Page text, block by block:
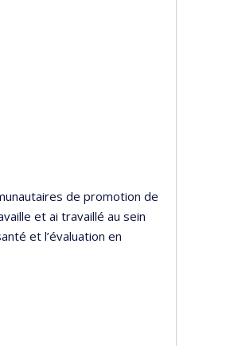
de promotion de
et ai travaillé au sein
et l’évaluation en